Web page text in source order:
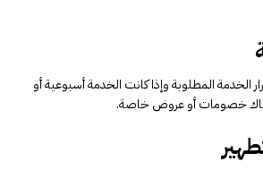
الخدمة المطلوبة وإذا كانت الخدمة أسبوعية أو
خصومات أو عروض خاصة.